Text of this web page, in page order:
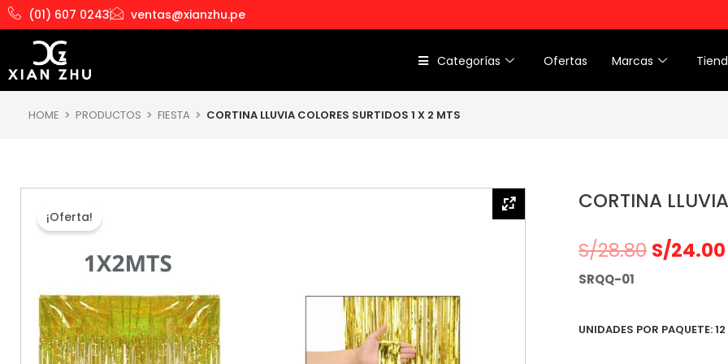
al
contenido
(01) 607 0243 ventas@xianzhu.pe
Categorías Ofertas Marcas
HOME PRODUCTOS FIESTA CORTINA LLUVIA COLORES SURTIDOS 1 X 2 MTS
¡Oferta!
CORTINA
S/28.80 S/24.00
SRQQ-01
UNIDADES POR PAQUETE: 12